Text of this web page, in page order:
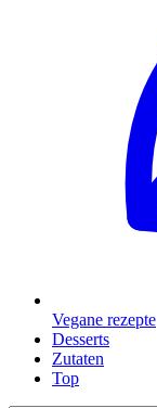
Vegane rezepte
Desserts
Zutaten
Top